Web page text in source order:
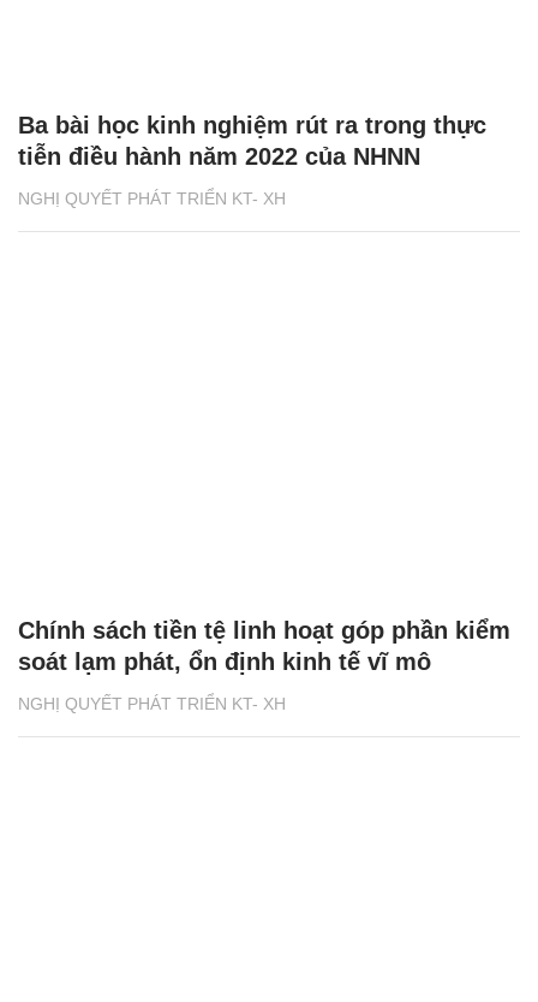
NGHỊ QUYẾT PHÁT TRIỂN KT- XH
Ba bài học kinh nghiệm rút ra trong thực
tiễn điều hành năm 2022 của NHNN
NGHỊ QUYẾT PHÁT TRIỂN KT- XH
Chính sách tiền tệ linh hoạt góp phần kiểm
soát lạm phát, ổn định kinh tế vĩ mô